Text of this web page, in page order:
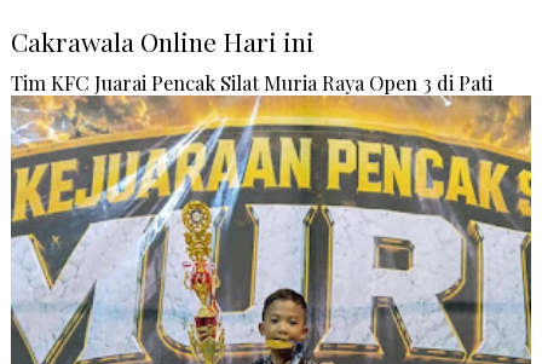
Cakrawala Online Hari ini
Tim KFC Juarai Pencak Silat Muria Raya Open 3 di Pati